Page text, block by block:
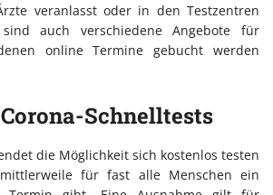
veranlasst oder in den Testzentren
auch verschiedene Angebote für
online Termine gebucht werden
Schnelltests
die Möglichkeit sich kostenlos testen
für fast alle Menschen ein